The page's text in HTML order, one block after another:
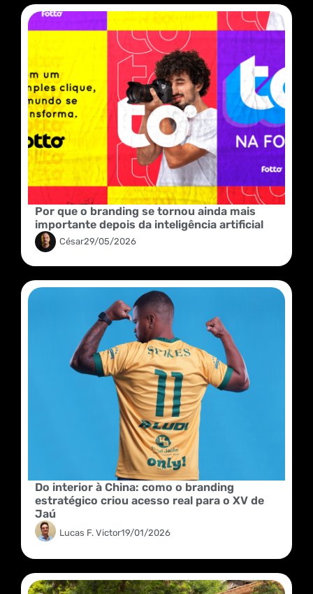
Por que o branding se tornou ainda mais
importante depois da inteligência artificial
César29/05/2026
Do interior à China: como o branding
estratégico criou acesso real para o XV de
Jaú
Lucas F. Victor19/01/2026